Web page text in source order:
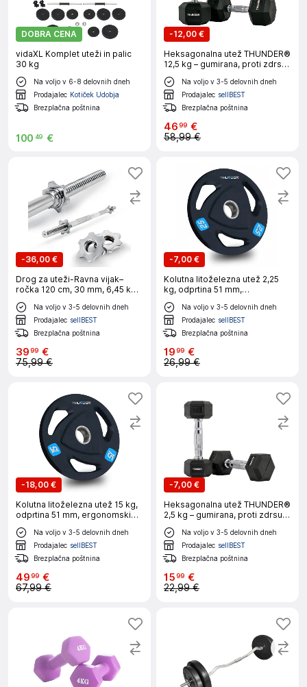
DOBRA CENA
vidaXL Komplet uteži in palic
30 kg
Na voljo v 6-8 delovnih dneh
Prodajalec Kotiček Udobja
Brezplačna poštnina
100 49 €
-12,00 €
Heksagonalna utež THUNDER®
12,5 kg – gumirana, proti zdrsu,
za domači in profesionalni
treningNa voljo v 3-5 delovnih dneh
Prodajalec sellBEST
Brezplačna poštnina
4699 €
58,99 €
-36,00 €
Drog za uteži-Ravna vijak–
ročka 120 cm, 30 mm, 6,45 kg –
THUNDER®
Na voljo v 3-5 delovnih dneh
Prodajalec sellBEST
Brezplačna poštnina
3999 €
75,99 €
-7,00 €
Kolutna litoželezna utež 2,25
kg, odprtina 51 mm,
ergonomski ročaji THUNDER®
Na voljo v 3-5 delovnih dneh
Prodajalec sellBEST
Brezplačna poštnina
1999 €
26,99 €
-18,00 €
Kolutna litoželezna utež 15 kg,
odprtina 51 mm, ergonomski
ročaji THUNDER®
Na voljo v 3-5 delovnih dneh
Prodajalec sellBEST
Brezplačna poštnina
4999 €
67,99 €
-7,00 €
Heksagonalna utež THUNDER®
2,5 kg – gumirana, proti zdrsu,
za domači in profesionalni
treningNa voljo v 3-5 delovnih dneh
Prodajalec sellBEST
Brezplačna poštnina
1599 €
22,99 €